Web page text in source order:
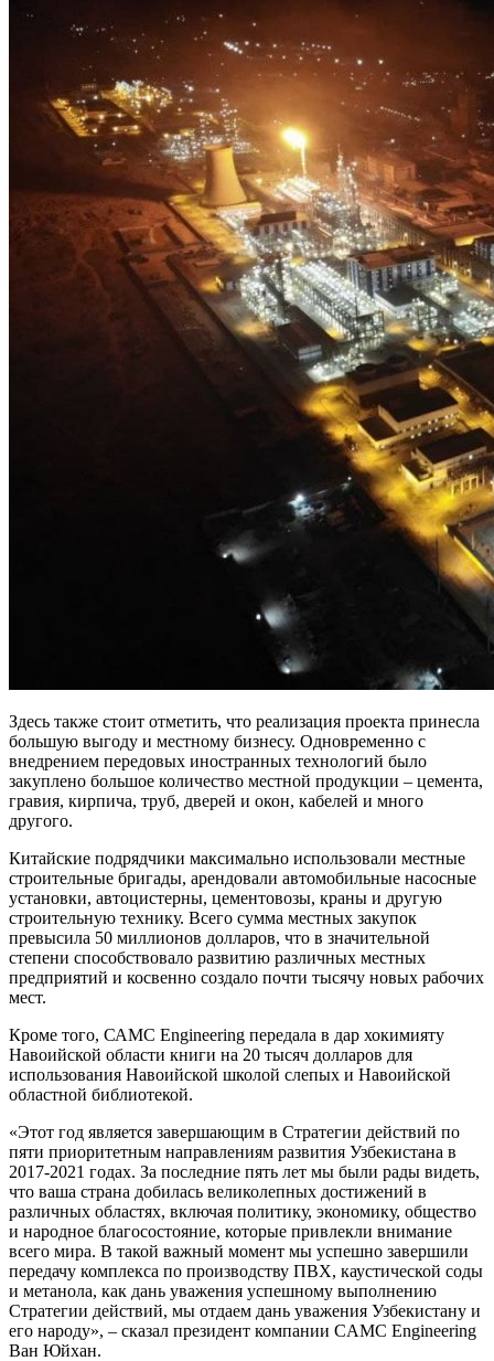
Здесь также стоит отметить, что реализация проекта принесла
большую выгоду и местному бизнесу. Одновременно с
внедрением передовых иностранных технологий было
закуплено большое количество местной продукции – цемента,
гравия, кирпича, труб, дверей и окон, кабелей и много
другого.
Китайские подрядчики максимально использовали местные
строительные бригады, арендовали автомобильные насосные
установки, автоцистерны, цементовозы, краны и другую
строительную технику. Всего сумма местных закупок
превысила 50 миллионов долларов, что в значительной
степени способствовало развитию различных местных
предприятий и косвенно создало почти тысячу новых рабочих
мест.
Кроме того, САМС Engineering передала в дар хокимияту
Навоийской области книги на 20 тысяч долларов для
использования Навоийской школой слепых и Навоийской
областной библиотекой.
«Этот год является завершающим в Стратегии действий по
пяти приоритетным направлениям развития Узбекистана в
2017-2021 годах. За последние пять лет мы были рады видеть,
что ваша страна добилась великолепных достижений в
различных областях, включая политику, экономику, общество
и народное благосостояние, которые привлекли внимание
всего мира. В такой важный момент мы успешно завершили
передачу комплекса по производству ПВХ, каустической соды
и метанола, как дань уважения успешному выполнению
Стратегии действий, мы отдаем дань уважения Узбекистану и
его народу», – сказал президент компании CAMC Engineering
Ван Юйхан.